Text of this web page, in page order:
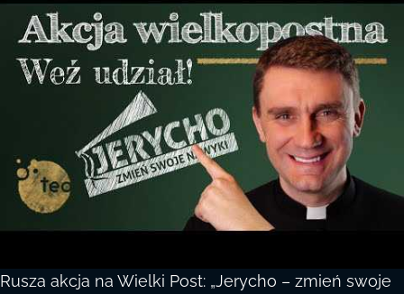
Rusza akcja na Wielki Post: „Jerycho – zmień swoje